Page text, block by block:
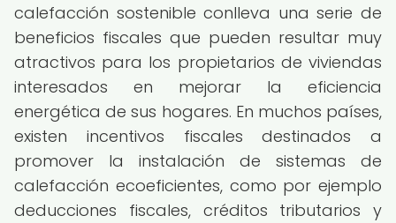
calefacción sostenible conlleva una serie de
beneficios fiscales que pueden resultar muy
atractivos para los propietarios de viviendas
interesados en mejorar la eficiencia
energética de sus hogares. En muchos países,
existen incentivos fiscales destinados a
promover la instalación de sistemas de
calefacción ecoeficientes, como por ejemplo
deducciones fiscales, créditos tributarios y